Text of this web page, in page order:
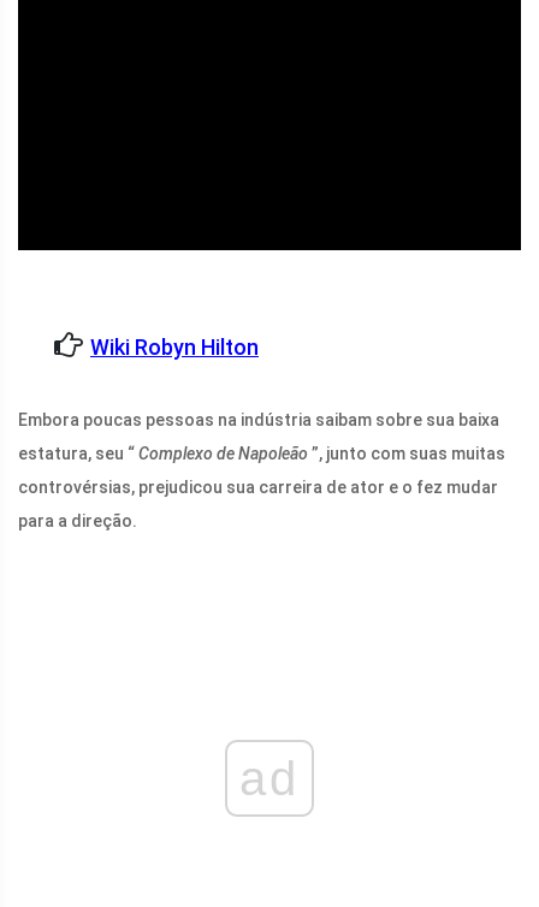
Wiki Robyn Hilton
Embora poucas pessoas na indústria saibam sobre sua baixa
estatura, seu “Complexo de Napoleão ”, junto com suas muitas
controvérsias, prejudicou sua carreira de ator e o fez mudar
para a direção.
ad